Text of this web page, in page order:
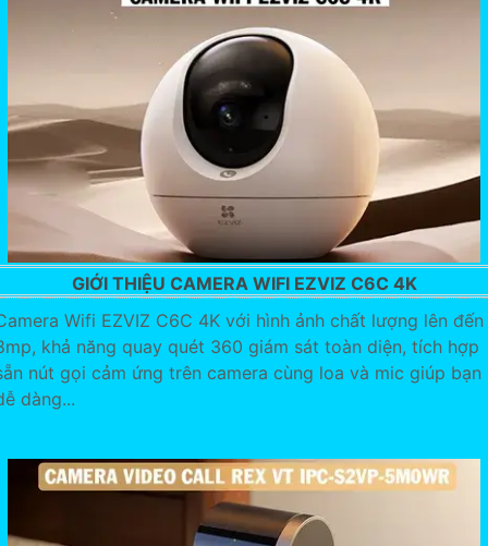
GIỚI THIỆU CAMERA WIFI EZVIZ C6C 4K
Wifi EZVIZ C6C 4K với hình ảnh chất lượng lên đến
khả năng quay quét 360 giám sát toàn diện, tích hợp
nút gọi cảm ứng trên camera cùng loa và mic giúp bạn
dàng...